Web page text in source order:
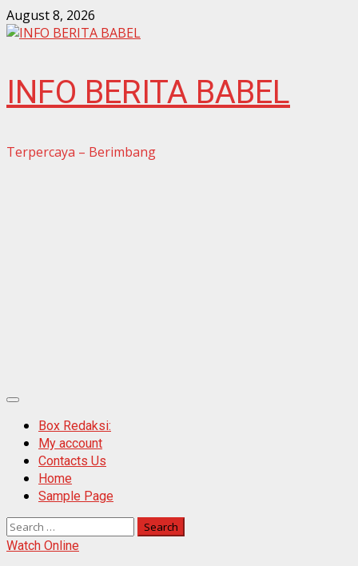
Skip
to
August 8, 2026
INFO BERITA BABEL
Terpercaya – Berimbang
Primary
MenuBox Redaksi:
My account
Contacts Us
Home
Sample Page
Search
for:
Watch Online